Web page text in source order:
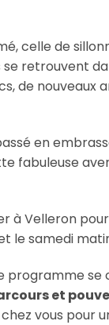
celle de
se retrouvent
de nouveaux
en
fabuleuse
à Velleron
le samedi
programme
et
vous pour